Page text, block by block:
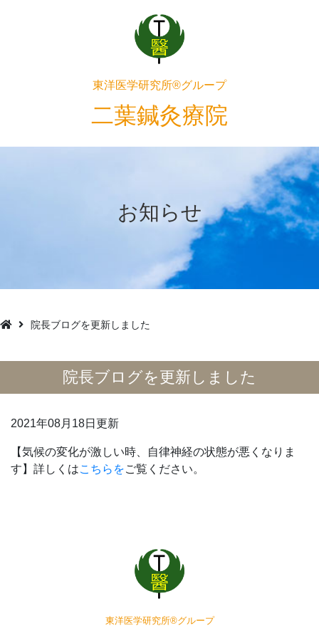
東洋医学研究所®グループ
二葉鍼灸療院
お知らせ
院長ブログを更新しました
院長ブログを更新しました
2021年08月18日更新
【気候の変化が激しい時、自律神経の状態が悪くなりま
す】詳しくはこちらをご覧ください。
東洋医学研究所®グループ